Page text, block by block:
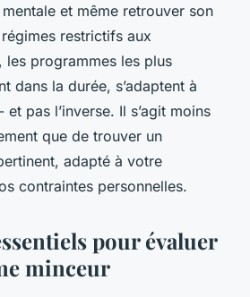
et même retrouver son
restrictifs aux
les programmes les plus
dans la durée, s’adaptent à
pas l’inverse. Il s’agit moins
que de trouver un
adapté à votre
contraintes personnelles.
pour évaluer
minceur